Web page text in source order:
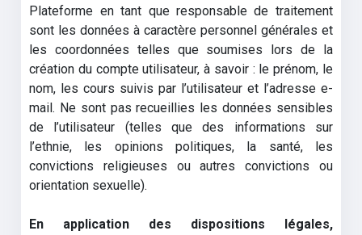
Plateforme en tant que responsable de traitement
sont les données à caractère personnel générales et
les coordonnées telles que soumises lors de la
création du compte utilisateur, à savoir : le prénom, le
nom, les cours suivis par l’utilisateur et l’adresse e-
mail. Ne sont pas recueillies les données sensibles
de l’utilisateur (telles que des informations sur
l’ethnie, les opinions politiques, la santé, les
convictions religieuses ou autres convictions ou
orientation sexuelle).
En application des dispositions légales,